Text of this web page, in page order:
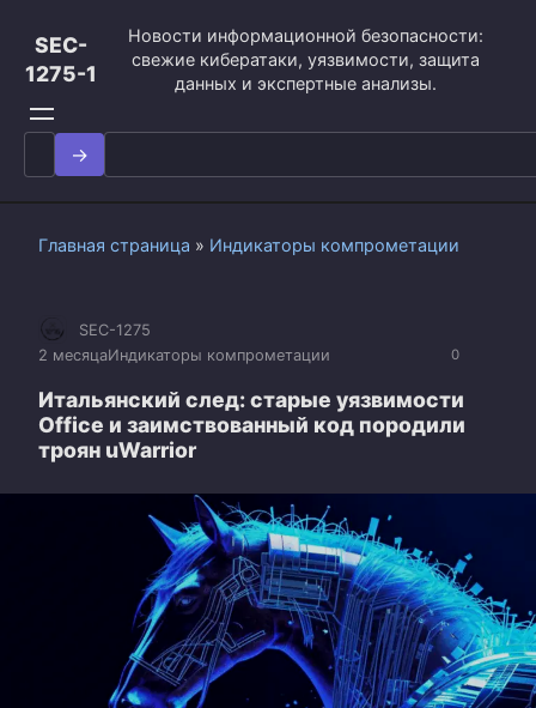
контенту
SEC-
1275-1
Новости информационной безопасности:
свежие кибератаки, уязвимости, защита
данных и экспертные анализы.
Search
for:
Главная страница » Индикаторы компрометации
0
SEC-1275
2 месяцаИндикаторы компрометации
Итальянский след: старые уязвимости
Office и заимствованный код породили
троян uWarrior